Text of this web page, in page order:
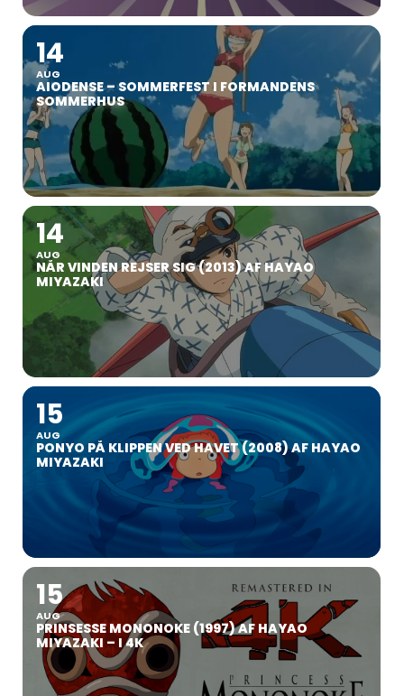
14
AUG
AIODENSE – SOMMERFEST I FORMANDENS
SOMMERHUS
14
AUG
NÅR VINDEN REJSER SIG (2013) AF HAYAO
MIYAZAKI
15
AUG
PONYO PÅ KLIPPEN VED HAVET (2008) AF HAYAO
MIYAZAKI
15
AUG
PRINSESSE MONONOKE (1997) AF HAYAO
MIYAZAKI – I 4K